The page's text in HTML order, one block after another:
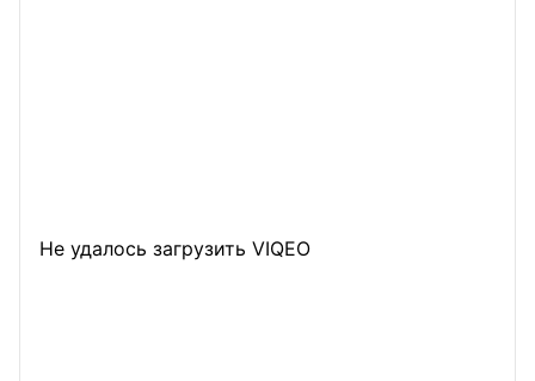
Не удалось загрузить VIQEO